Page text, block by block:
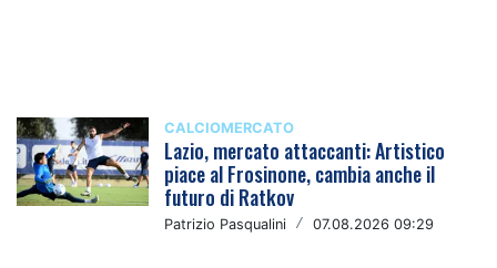
CALCIOMERCATO
Lazio, mercato attaccanti: Artistico
piace al Frosinone, cambia anche il
futuro di Ratkov
Patrizio Pasqualini / 07.08.2026 09:29